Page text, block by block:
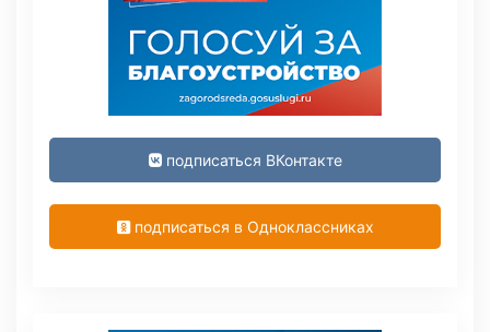
подписаться ВКонтакте
подписаться в Одноклассниках